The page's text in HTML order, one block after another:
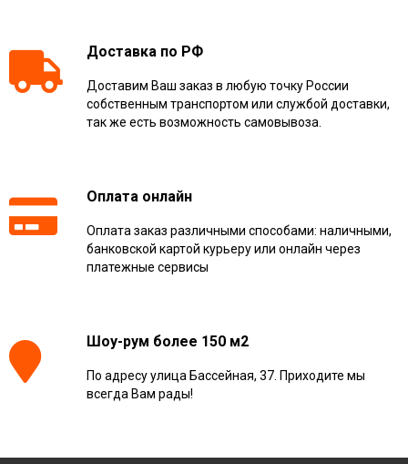
Доставка по РФ
Доставим Ваш заказ в любую точку России
собственным транспортом или службой доставки,
так же есть возможность самовывоза.
Оплата онлайн
Оплата заказ различными способами: наличными,
банковской картой курьеру или онлайн через
платежные сервисы
Шоу-рум более 150 м2
По адресу улица Бассейная, 37. Приходите мы
всегда Вам рады!